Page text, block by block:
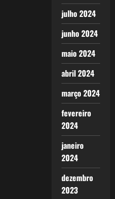
julho 2024
junho 2024
maio 2024
abril 2024
março 2024
fevereiro
2024
janeiro
2024
dezembro
2023